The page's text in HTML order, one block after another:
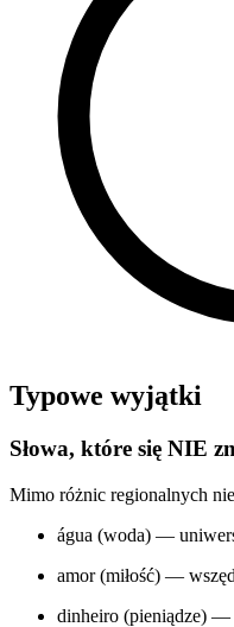
Typowe wyjątki
Słowa, które się NIE
Mimo różnic regionalnych
água (woda) —
amor (miłość) —
dinheiro (pieniądze) —